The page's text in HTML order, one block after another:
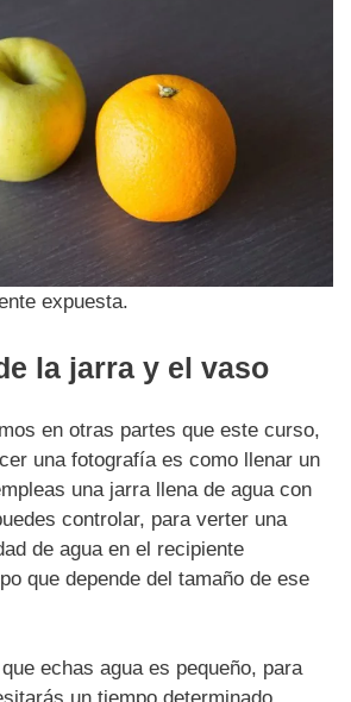
expuesta.
la jarra y el vaso
en otras partes que este curso,
una fotografía es como llenar un
una jarra llena de agua con
controlar, para verter una
de agua en el recipiente
que depende del tamaño de ese
echas agua es pequeño, para